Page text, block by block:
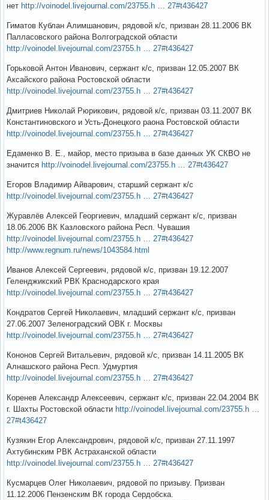
нет http://voinodel.livejournal.com/23755.h … 27#t436427
Гиматов Кублан Алимшанович, рядовой к/с, призван 28.11.2006 ВК
Палласовского района Волгоградской области
http://voinodel.livejournal.com/23755.h … 27#t436427
Горьковой Антон Иванович, сержант к/с, призван 12.05.2007 ВК
Аксайского района Ростовской области
http://voinodel.livejournal.com/23755.h … 27#t436427
Дмитриев Николай Рюрикович, рядовой к/с, призван 03.11.2007 ВК
Константиновского и Усть-Донецкого раона Ростовской области
http://voinodel.livejournal.com/23755.h … 27#t436427
Едаменко В. Е., майор, место призыва в базе данных УК СКВО не
значится http://voinodel.livejournal.com/23755.h … 27#t436427
Егоров Владимир Айварович, старший сержант к/с
http://voinodel.livejournal.com/23755.h … 27#t436427
Журавлёв Алексей Георгиевич, младший сержант к/с, призван
18.06.2006 ВК Казловского района Респ. Чувашия
http://voinodel.livejournal.com/23755.h … 27#t436427
http://www.regnum.ru/news/1043584.html
Иванов Алексей Сергеевич, рядовой к/с, призван 19.12.2007
Геленджикский РВК Краснодарского края
http://voinodel.livejournal.com/23755.h … 27#t436427
Кондратов Сергей Николаевич, младший сержант к/с, призван
27.06.2007 Зеленоградский ОВК г. Москвы
http://voinodel.livejournal.com/23755.h … 27#t436427
Кононов Сергей Витальевич, рядовой к/с, призван 14.11.2005 ВК
Алнашского района Респ. Удмуртия
http://voinodel.livejournal.com/23755.h … 27#t436427
Коренев Александр Алексеевич, сержант к/с, призван 22.04.2004 ВК
г. Шахты Ростовской области http://voinodel.livejournal.com/23755.h …
27#t436427
Кузякин Егор Александрович, рядовой к/с, призван 27.11.1997
Ахтубинским РВК Астраханской области
http://voinodel.livejournal.com/23755.h … 27#t436427
Кусмарцев Олег Николаевич, рядовой по призыву. Призван
11.12.2006 Пензенским ВК города Сердобска.